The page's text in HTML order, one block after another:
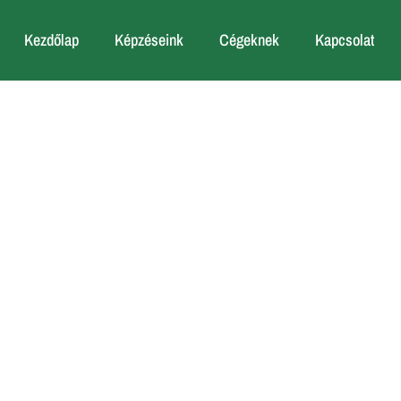
Kezdőlap Képzéseink Cégeknek Kapcsolat